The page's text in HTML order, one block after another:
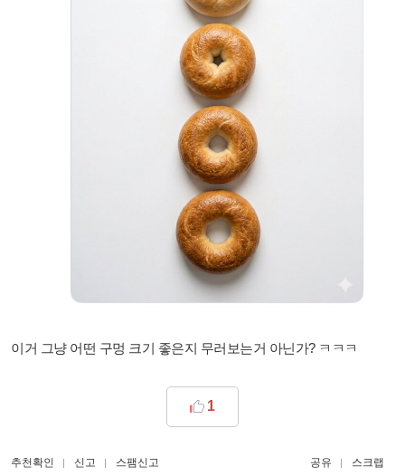
이거 그냥 어떤 구멍 크기 좋은지 무러보는거 아닌가? ㅋㅋㅋ
1
추천확인 신고 스팸신고 공유 스크랩